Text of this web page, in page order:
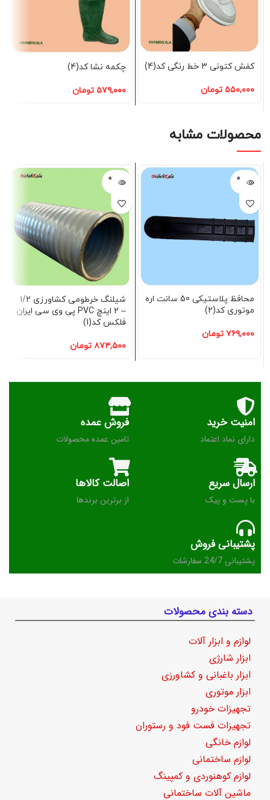
کفش کتونی 3 خط رنگی کد(4)
۵۵۰,۰۰۰ تومان
چکمه نشا کد(4)
۵۷۹,۰۰۰ تومان
محصولات مشابه
فروخته
شده
محافظ پلاستیکی 50 سانت اره
موتوری کد(2)
۷۶۹,۰۰۰ تومان
فروخته
شده
شیلنگ خرطومی کشاورزی 1/2
– 2 اینچ PVC پی وی سی ایران
فلکس کد(1)
۸۷۴,۵۰۰ تومان
امنیت خرید
دارای نماد اعتماد
فروش عمده
تامین عمده محصولات
ارسال سریع
با پست و پیک
اصالت کالاها
از برترین برندها
پشتیبانی فروش
پشتیبانی 24/7 سفارشات
دسته بندی محصولات
لوازم و ابزار آلات
ابزار شارژی
ابزار باغبانی و کشاورزی
ابزار موتوری
تجهیزات خودرو
تجهیزات فست فود و رستوران
لوازم خانگی
لوازم ساختمانی
لوازم کوهنوردی و کمپینگ
ماشین آلات ساختمانی